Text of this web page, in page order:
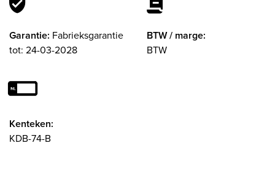
Garantie: Fabrieksgarantie
tot: 24-03-2028
BTW / marge:
BTW
Kenteken:
KDB-74-B